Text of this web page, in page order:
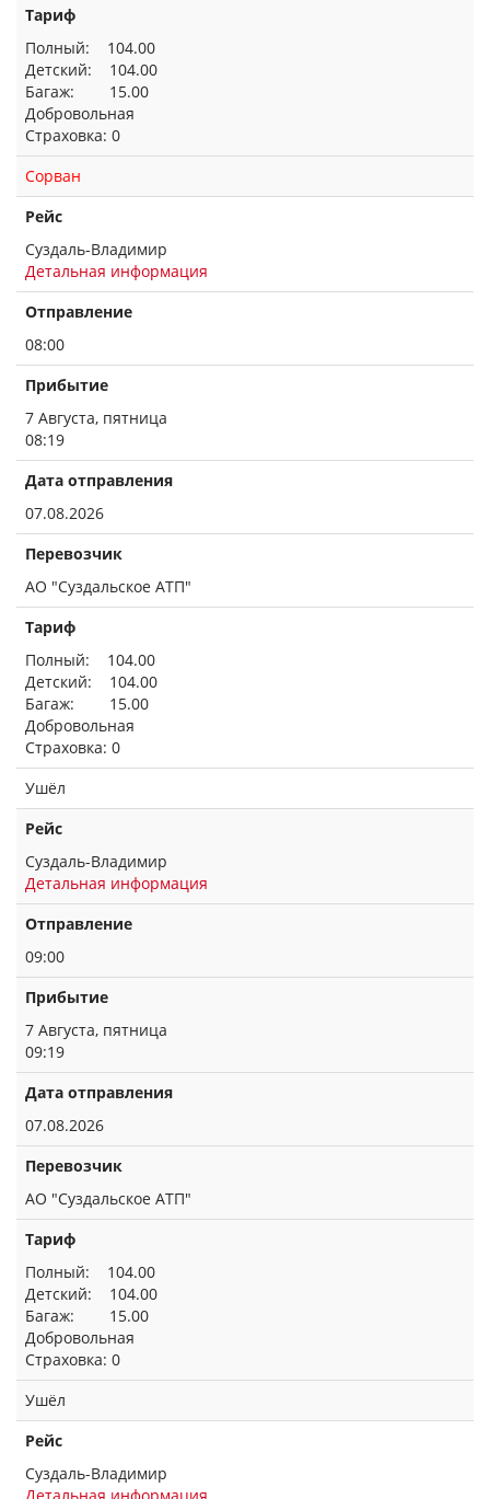
Тариф
Полный: 104.00
Детский: 104.00
Багаж: 15.00
Добровольная
Страховка: 0
Сорван
Рейс
Суздаль-Владимир
Детальная информация
Отправление
08:00
Прибытие
7 Августа, пятница
08:19
Дата отправления
07.08.2026
Перевозчик
АО "Суздальское АТП"
Тариф
Полный: 104.00
Детский: 104.00
Багаж: 15.00
Добровольная
Страховка: 0
Ушёл
Рейс
Суздаль-Владимир
Детальная информация
Отправление
09:00
Прибытие
7 Августа, пятница
09:19
Дата отправления
07.08.2026
Перевозчик
АО "Суздальское АТП"
Тариф
Полный: 104.00
Детский: 104.00
Багаж: 15.00
Добровольная
Страховка: 0
Ушёл
Рейс
Суздаль-Владимир